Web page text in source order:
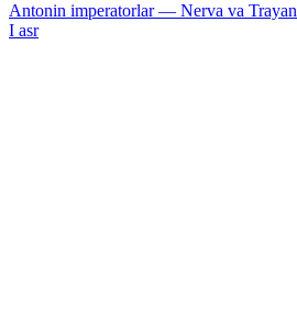
Antonin imperatorlar — Nerva va Trayan
I asr